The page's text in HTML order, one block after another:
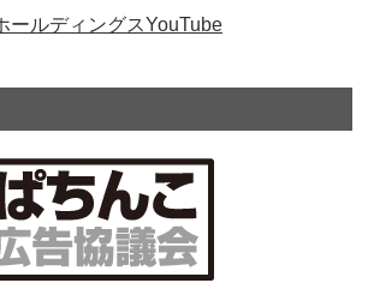
ールディングスYouTube